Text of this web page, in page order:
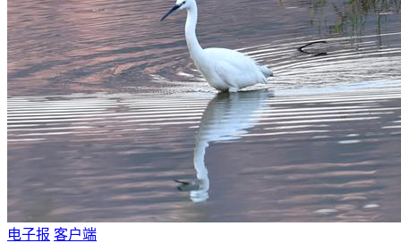
电子报 客户端